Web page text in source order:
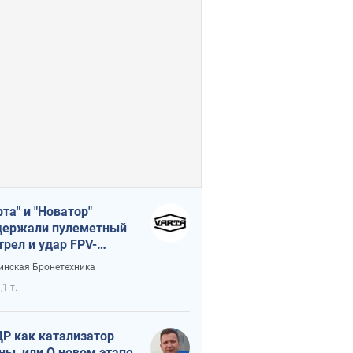
и "Новатор"
пулеметный
и удар FPV-
сохранив жизнь
Бронетехника
т.
как катализатор